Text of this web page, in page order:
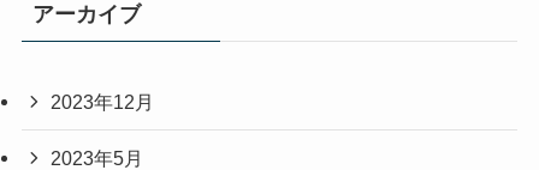
アーカイブ
2023年12月
2023年5月